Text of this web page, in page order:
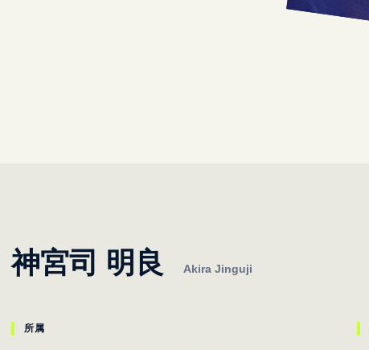
神宮司 明良 Akira Jinguji
所属